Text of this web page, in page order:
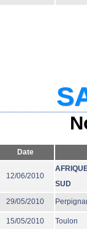
Date
12/06/2010
SUD
29/05/2010
15/05/2010 Toulon